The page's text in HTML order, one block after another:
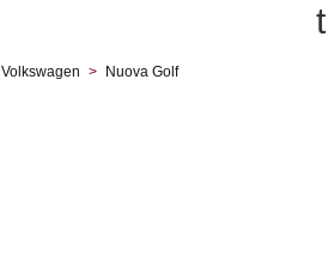
Volkswagen > Nuova Golf